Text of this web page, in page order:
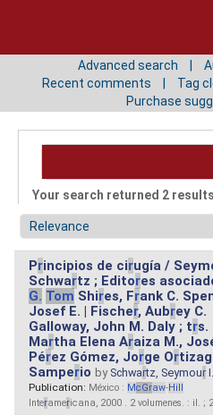
Advanced search
Recent comments
Tag
Purchase
Your search returned 2
Principios de cirugía /
Schwartz ; Editores
G. Tom Shires, Frank C.
Josef E. | Fischer, Aubrey C.
Galloway, John M. Daly ; trs.
Martha Elena Araiza M.,
Pérez Gómez, Jorge Or
Samperio by Schwartz, Seymour I.
Publication: México : McGraw-Hill
Interamericana, 2000 . 2 volumenes. : il. ;